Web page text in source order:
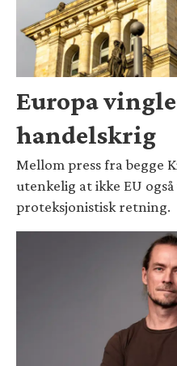
Europa
handelskrig
Mellom press fra begge
utenkelig at ikke EU
proteksjonistisk retning.